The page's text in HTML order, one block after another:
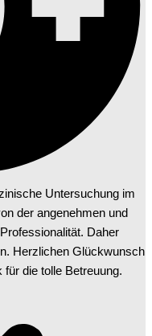
Untersuchung im
der angenehmen und
Daher
Herzlichen Glückwunsch
die tolle Betreuung.